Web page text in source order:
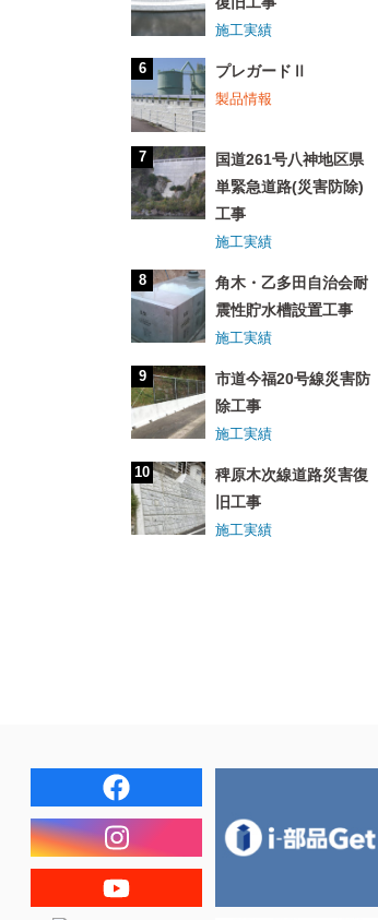
施工実績
プレガードⅡ
製品情報
国道261号八神地区県
単緊急道路(災害防除)
工事
施工実績
角木・乙多田自治会耐
震性貯水槽設置工事
施工実績
市道今福20号線災害防
除工事
施工実績
稗原木次線道路災害復
旧工事
施工実績